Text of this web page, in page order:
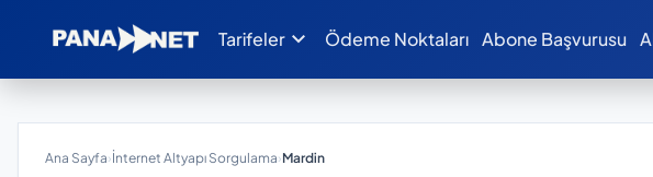
Tarifeler expand_more Ödeme Noktaları Abone Başvurusu
Ana Sayfa›İnternet Altyapı Sorgulama›Mardin